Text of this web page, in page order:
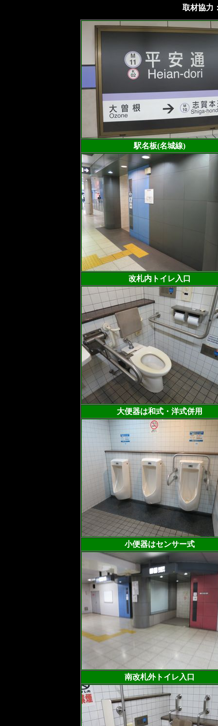
取材協力
駅名板(名城線)
改札内トイレ入口
大便器は和式・洋式併用
小便器はセンサー式
南改札外トイレ入口